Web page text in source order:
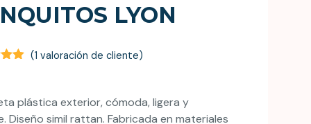
LYON
(1 valoración de cliente)
plástica exterior, cómoda, ligera y
Diseño simil rattan. Fabricada en materiales